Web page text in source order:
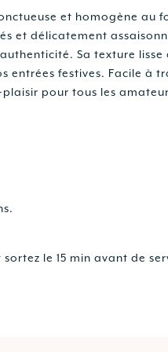
et homogène au
et délicatement
Sa texture
entrées festives. Facile à
pour tous les
le 15 min avant de